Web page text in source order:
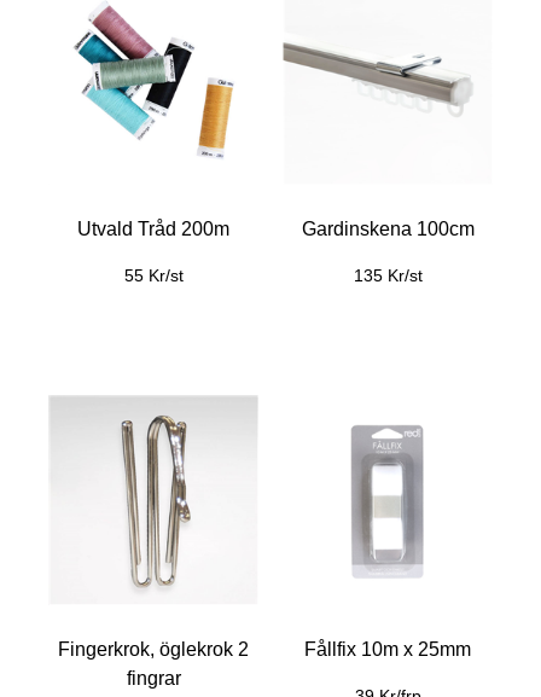
Utvald Tråd 200m
55 Kr/st
Gardinskena 100cm
135 Kr/st
Fingerkrok, öglekrok 2
fingrar
Fållfix 10m x 25mm